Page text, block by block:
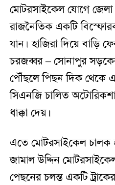
মোটরসাইকেল যোগে
রাজনৈতিক একটি
যান। হাজিরা দিয়ে বাড়ি
চরজব্বর – সোনাপুর
পৌঁছলে পিছন দিক থেকে
সিএনজি চালিত
ধাক্কা দেয়।
এতে মোটরসাইকেল চালক
জামাল উদ্দিন
পেছনের চলন্ত একটি ট্রাকের